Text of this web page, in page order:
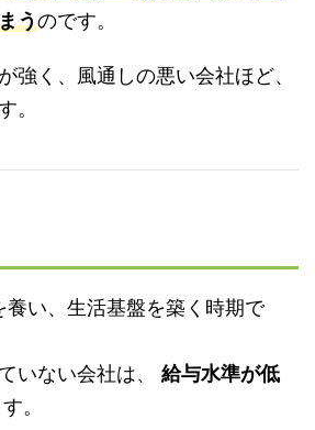
うのです。
強く、風通しの悪い会社ほど、
。
い、生活基盤を築く時期で
いない会社は、 給与水準が低
。